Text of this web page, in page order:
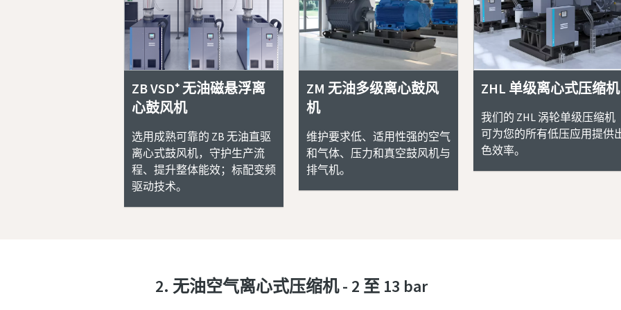
ZB VSD⁺ 无油磁悬浮离
心鼓风机
选用成熟可靠的 ZB 无油直驱
离心式鼓风机，守护生产流
程、提升整体能效；标配变频
驱动技术。
ZM 无油多级离心鼓风
机
维护要求低、适用性强的空气
和气体、压力和真空鼓风机与
排气机。
ZHL 单级离心式压缩机
我们的 ZHL 涡轮单级压缩机
可为您的所有低压应用提供
色效率。
2. 无油空气离心式压缩机 - 2 至 13 bar